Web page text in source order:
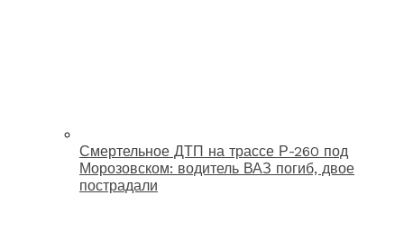
Смертельное ДТП на трассе Р-260 под
Морозовском: водитель ВАЗ погиб, двое
пострадали